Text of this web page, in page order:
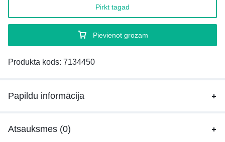
Pievienot grozam
Pirkt tagad
Produkta kods: 7134450
Papildu informācija
Atsauksmes (0)